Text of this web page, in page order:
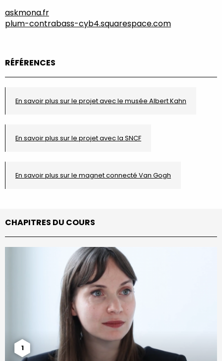
askmona.fr
plum-contrabass-cyb4.squarespace.com
RÉFÉRENCES
En savoir plus sur le projet avec le musée Albert Kahn
En savoir plus sur le projet avec la SNCF
En savoir plus sur le magnet connecté Van Gogh
CHAPITRES DU COURS
1